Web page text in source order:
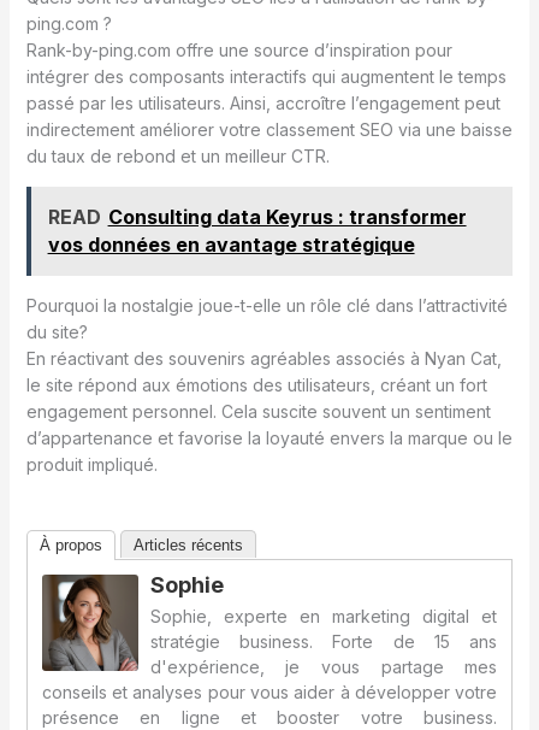
ping.com ?
Rank-by-ping.com offre une source d’inspiration pour
intégrer des composants interactifs qui augmentent le temps
passé par les utilisateurs. Ainsi, accroître l’engagement peut
indirectement améliorer votre classement SEO via une baisse
du taux de rebond et un meilleur CTR.
READ Consulting data Keyrus : transformer
vos données en avantage stratégique
Pourquoi la nostalgie joue-t-elle un rôle clé dans l’attractivité
du site?
En réactivant des souvenirs agréables associés à Nyan Cat,
le site répond aux émotions des utilisateurs, créant un fort
engagement personnel. Cela suscite souvent un sentiment
d’appartenance et favorise la loyauté envers la marque ou le
produit impliqué.
À propos Articles récents
Sophie
Sophie, experte en marketing digital et
stratégie business. Forte de 15 ans
d'expérience, je vous partage mes
conseils et analyses pour vous aider à développer votre
présence en ligne et booster votre business.